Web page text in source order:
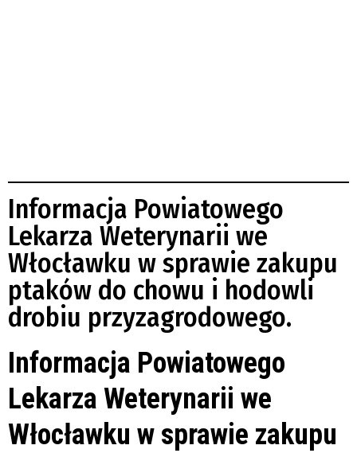
Informacja Powiatowego
Lekarza Weterynarii we
Włocławku w sprawie zakupu
ptaków do chowu i hodowli
drobiu przyzagrodowego.
Informacja Powiatowego
Lekarza Weterynarii we
Włocławku w sprawie zakupu